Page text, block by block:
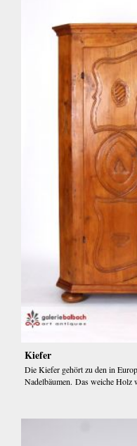
Kiefer
Die Kiefer gehört zu den in
Nadelbäumen. Das weiche Holz